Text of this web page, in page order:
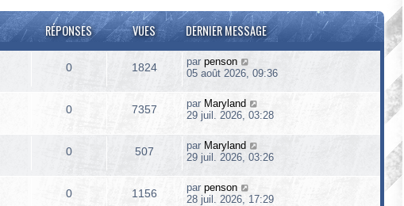
RÉPONSES VUES DERNIER MESSAGE
0 1824 par penson
05 août 2026, 09:36
0 7357 par Maryland
29 juil. 2026, 03:28
0 507 par Maryland
29 juil. 2026, 03:26
0 1156 par penson
28 juil. 2026, 17:29